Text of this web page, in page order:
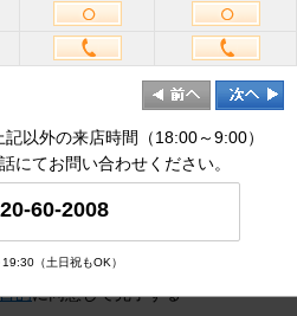
ハイフン不要
半角英数
すると追加の項目が表示され
以外の来店時間（18:00～9:00）
にてお問い合わせください。
60-2008
（土日祝もOK）
的に同意して完了する